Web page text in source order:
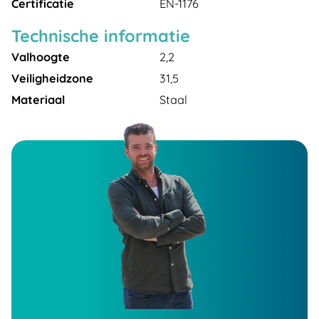
Certificatie EN-1176
Technische informatie
Valhoogte
2,2
Veiligheidzone
31,5
Materiaal
Staal